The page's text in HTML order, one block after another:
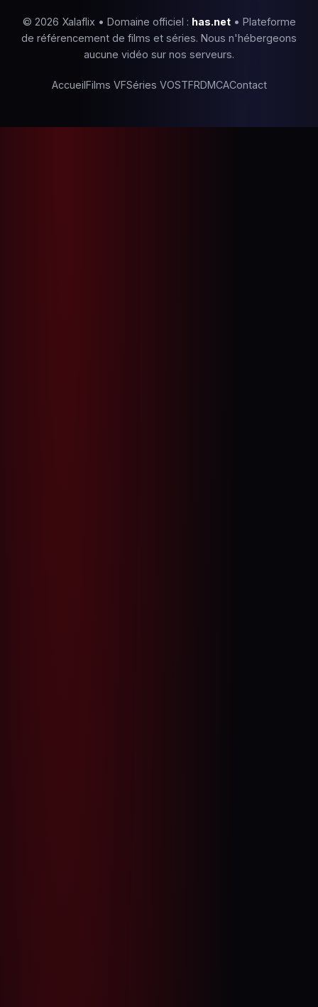
© 2026 Xalaflix • Domaine officiel : has.net• Plateforme
de référencement de films et séries. Nous n'hébergeons
aucune vidéo sur nos serveurs.
AccueilFilms VFSéries VOSTFRDMCAContact